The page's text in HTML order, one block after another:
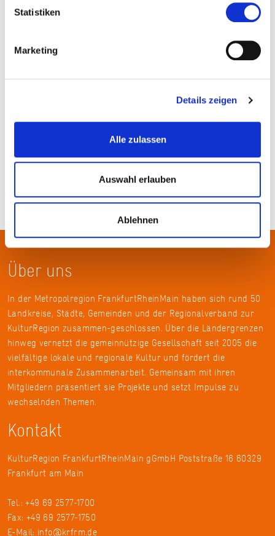
Statistiken
Marketing
Details zeigen
Alle zulassen
Auswahl erlauben
Ablehnen
© Staatliche Schlösser und Gärten Hessen, Oana Szekely
Über uns
In der Metropolregion FrankfurtRheinMain haben sich rund 50
Landkreise, Städte, Gemeinden und der Regionalverband zur
KulturRegion zusammen-geschlossen. Über die Ländergrenzen
hinweg vernetzt die gemeinnützige Gesellschaft seit 2005 die
vielfältige lokale und regionale Kultur und fördert die
interkommunale Zusammenarbeit. Gemeinsam mit ihren
Mitgliedern präsentiert sie Projekte und setzt Impulse zu
wechselnden Themen.
Kontakt
KulturRegion FrankfurtRheinMain gGmbH Poststraße 16 60329
Frankfurt am Main
Tel.: +49 69 2577-1700
Fax: +49 69 2577-1750
E-Mail: info@krfrm.de